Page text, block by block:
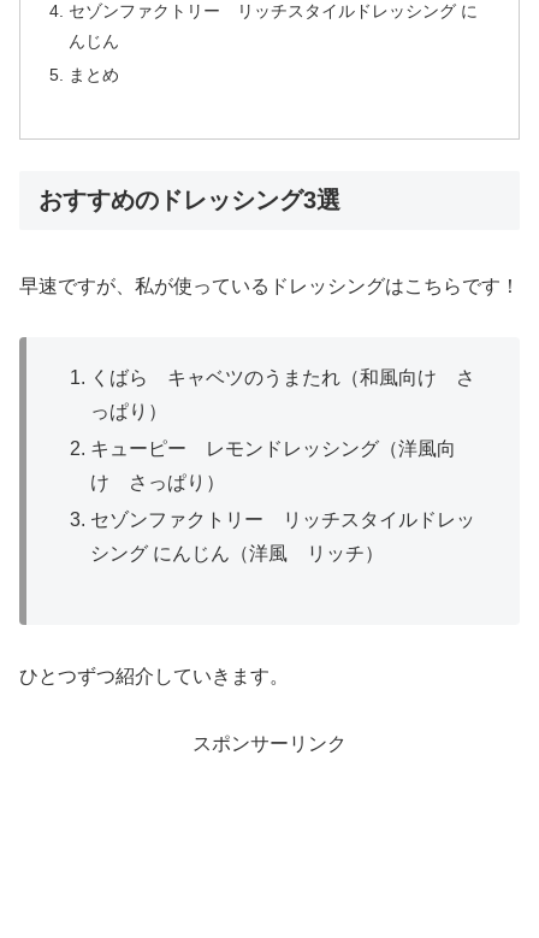
セゾンファクトリー リッチスタイルドレッシング に
んじん
まとめ
おすすめのドレッシング3選
早速ですが、私が使っているドレッシングはこちらです！
くばら キャベツのうまたれ（和風向け さ
っぱり）
キューピー レモンドレッシング（洋風向
け さっぱり）
セゾンファクトリー リッチスタイルドレッ
シング にんじん（洋風 リッチ）
ひとつずつ紹介していきます。
スポンサーリンク